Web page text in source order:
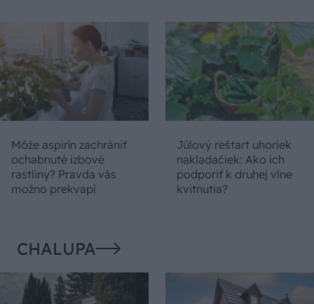
Môže aspirín zachrániť
ochabnuté izbové
rastliny? Pravda vás
možno prekvapí
Júlový reštart uhoriek
nakladačiek: Ako ich
podporiť k druhej vlne
kvitnutia?
CHALUPA